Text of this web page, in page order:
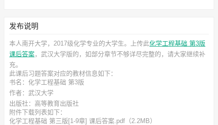
发布说明
本人南开大学，2017级化学专业的大学生。上传此化学工程基础 第3版
课后答案，武汉大学版的，如部分章节不够详尽完整的，请大家继续补
充。
此课后习题答案对应的教材信息如下：
书名：化学工程基础 第3版
作者：武汉大学
出版社：高等教育出版社
附件下载列表如下：
化学工程基础 第三版[1-9章] 课后答案.pdf （2.2MB）